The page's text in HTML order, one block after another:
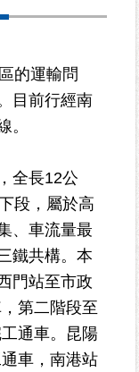
的運輸問
目前行經南
。
全長12公
段，屬於高
、車流量最
鐵共構。本
門站至市政
第二階段至
通車。昆陽
車，南港站